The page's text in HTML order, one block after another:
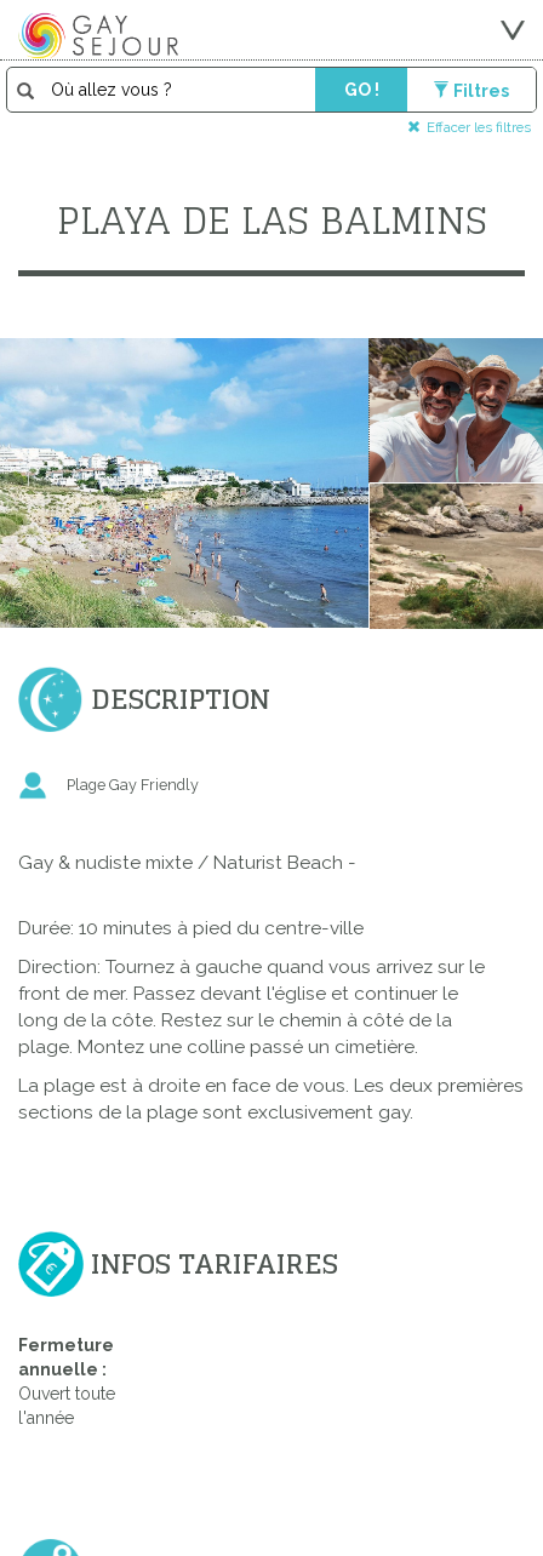
GO ! Filtres
Effacer les filtres
PLAYA DE LAS BALMINS
DESCRIPTION
Plage Gay Friendly
Gay & nudiste mixte / Naturist Beach -
Durée: 10 minutes à pied du centre-ville
Direction: Tournez à gauche quand vous arrivez sur le
front de mer. Passez devant l'église et continuer le
long de la côte. Restez sur le chemin à côté de la
plage. Montez une colline passé un cimetière.
La plage est à droite en face de vous. Les deux premières
sections de la plage sont exclusivement gay.
INFOS TARIFAIRES
Fermeture
annuelle :
Ouvert toute
l'année